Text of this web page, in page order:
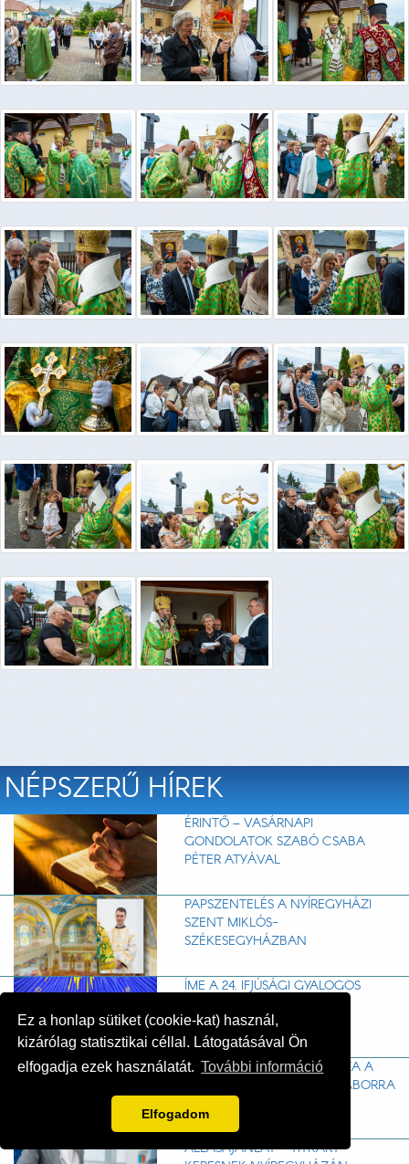
Ez a honlap sütiket (cookie-kat) használ,
kizárólag statisztikai céllal. Látogatásával Ön
elfogadja ezek használatát. További információ
Elfogadom
NÉPSZERŰ HÍREK
ÉRINTŐ – VASÁRNAPI
GONDOLATOK SZABÓ CSABA
PÉTER ATYÁVAL
PAPSZENTELÉS A NYÍREGYHÁZI
SZENT MIKLÓS-
SZÉKESEGYHÁZBAN
ÍME A 24. IFJÚSÁGI GYALOGOS
PROGRAMJA!
HÁLÁVAL TEKINTÜNK VISSZA A
2026-OS SZENT DAMJÁN TÁBORRA
ÁLLÁSAJÁNLAT – TITKÁRT